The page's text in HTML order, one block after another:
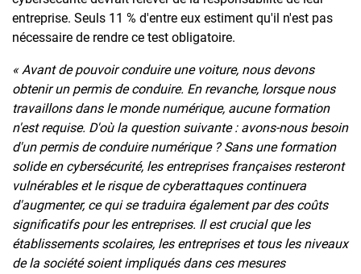
entreprise. Seuls 11 % d'entre eux estiment qu'il n'est pas
nécessaire de rendre ce test obligatoire.
« Avant de pouvoir conduire une voiture, nous devons
obtenir un permis de conduire. En revanche, lorsque nous
travaillons dans le monde numérique, aucune formation
n'est requise. D'où la question suivante : avons-nous besoin
d'un permis de conduire numérique ? Sans une formation
solide en cybersécurité, les entreprises françaises resteront
vulnérables et le risque de cyberattaques continuera
d'augmenter, ce qui se traduira également par des coûts
significatifs pour les entreprises. Il est crucial que les
établissements scolaires, les entreprises et tous les niveaux
de la société soient impliqués dans ces mesures